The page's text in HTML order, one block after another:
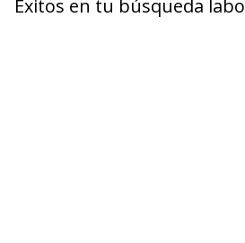
Éxitos en tu búsqueda